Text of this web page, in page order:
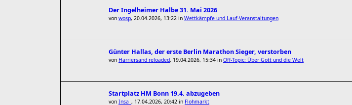
Der Ingelheimer Halbe 31. Mai 2026
von wosp, 20.04.2026, 13:22 in Wettkämpfe und Lauf-Veranstaltungen
Günter Hallas, der erste Berlin Marathon Sieger, verstorben
von Harriersand reloaded, 19.04.2026, 15:34 in Off-Topic: Über Gott und die Welt
Startplatz HM Bonn 19.4. abzugeben
von Insa_ , 17.04.2026, 20:42 in Flohmarkt